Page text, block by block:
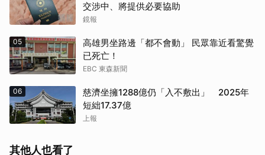
交涉中、將提供必要協助
鏡報
05
高雄男坐路邊「都不會動」 民眾靠近看驚覺
已死亡！
EBC 東森新聞
06
慈濟坐擁1288億仍「入不敷出」 2025年
短絀17.37億
上報
其他人也看了